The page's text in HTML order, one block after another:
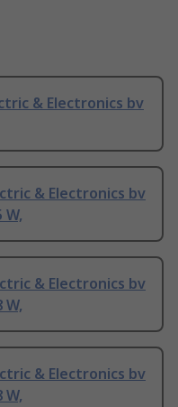
& Electronics bv
& Electronics bv
& Electronics bv
& Electronics bv